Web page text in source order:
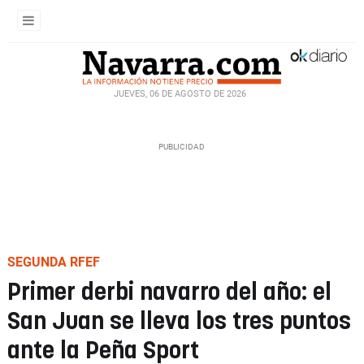
JUEVES, 06 DE AGOSTO DE 2026
SEGUNDA RFEF
Primer derbi navarro del año: el
San Juan se lleva los tres puntos
ante la Peña Sport